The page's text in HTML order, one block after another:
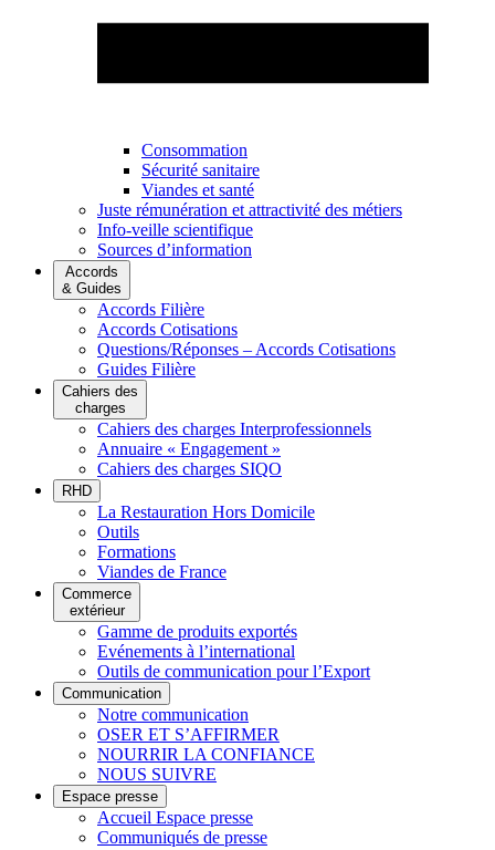
Consommation
Sécurité sanitaire
Viandes et santé
Juste rémunération et attractivité des métiers
Info-veille scientifique
Sources d’information
Accords
& Guides
Accords Filière
Accords Cotisations
Questions/Réponses – Accords Cotisations
Guides Filière
Cahiers des
charges
Cahiers des charges Interprofessionnels
Annuaire « Engagement »
Cahiers des charges SIQO
RHD
La Restauration Hors Domicile
Outils
Formations
Viandes de France
Commerce
extérieur
Gamme de produits exportés
Evénements à l’international
Outils de communication pour l’Export
Communication
Notre communication
OSER ET S’AFFIRMER
NOURRIR LA CONFIANCE
NOUS SUIVRE
Espace presse
Accueil Espace presse
Communiqués de presse